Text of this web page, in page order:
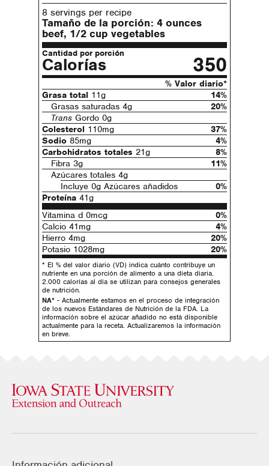
8 servings per recipe
Tamaño de la porción: 4 ounces
beef, 1/2 cup vegetables
Cantidad por porción
Calorías 350
% Valor diario*
Grasa total 11g
14%
Grasas saturadas 4g
20%
Trans Gordo 0g
Colesterol 110mg
37%
Sodio 85mg
4%
Carbohidratos totales 21g
8%
Fibra 3g
11%
Azúcares totales 4g
Incluye 0g Azúcares añadidos
0%
Proteína 41g
Vitamina d 0mcg
0%
Calcio 41mg
4%
Hierro 4mg
20%
Potasio 1028mg
20%
* El % del valor diario (VD) indica cuánto contribuye un
nutriente en una porción de alimento a una dieta diaria.
2.000 calorías al día se utilizan para consejos generales
de nutrición.
NA* - Actualmente estamos en el proceso de integración
de los nuevos Estándares de Nutrición de la FDA. La
información sobre el azúcar añadido no está disponible
actualmente para la receta. Actualizaremos la información
en breve.